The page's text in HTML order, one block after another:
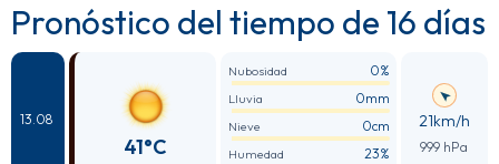
Pronóstico del tiempo de 16 días
13.08
41°C
Nubosidad 0%
Lluvia 0mm
Nieve 0cm
Humedad 23%
21km/h
999 hPa